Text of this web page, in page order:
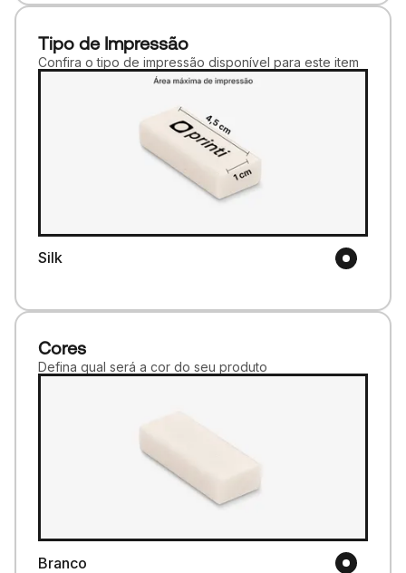
Tipo de Impressão
Confira o tipo de impressão disponível para este item
Silk
Cores
Defina qual será a cor do seu produto
Branco